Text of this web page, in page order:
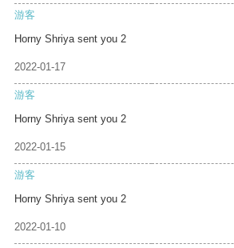
游客
Horny Shriya sent you 2
2022-01-17
游客
Horny Shriya sent you 2
2022-01-15
游客
Horny Shriya sent you 2
2022-01-10